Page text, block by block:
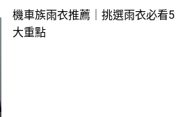
機車族雨衣推薦｜挑選雨衣必看5
大重點